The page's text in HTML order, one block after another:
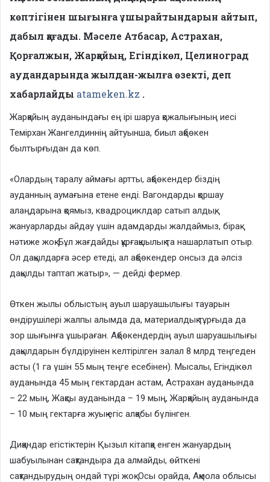
көптігінен шығынға ұшырайтындарын айтып,
дабыл қағады. Мәселе Атбасар, Астрахан,
Қорғалжын, Жарқайың, Егіндікөл, Целиноград
аудандарында жылдан-жылға өзекті, деп
хабарлайды atameken.kz .
Жарқайың ауданындағы ең ірі шаруа қожалығының иесі
Темірхан Жангелдиннің айтуынша, биыл ақбөкен
былтырғыдан да көп.
«Олардың таралу аймағы артты, ақбөкендер біздің
ауданның аумағына етене енді. Вагондарды қоршау
алаңдарына қоямыз, квадроциклдар сатып алдық,
жануарларды айдау үшін адамдарды жалдаймыз, бірақ
нәтиже жоқ. Бұл жағдайды құрғақшылық та нашарлатып отыр.
Ол дақылдарға әсер етеді, ал ақбөкендер онсыз да әлсіз
дақылды таптап жатыр», — дейді фермер.
Өткен жылы облыстың ауыл шаруашылығы тауарын
өндірушілері жалпы алымда да, материалдық тұрғыда да
зор шығынға ұшыраған. Ақбөкендердің ауыл шаруашылығы
дақылдарын бүлдіруінен келтірілген залал 8 млрд теңгеден
асты (1 га үшін 55 мың теңге есебінен). Мысалы, Егіндікөл
ауданында 45 мың гектардан астам, Астрахан ауданында
– 22 мың, Жақсы ауданында – 19 мың, Жарқайың ауданында
– 10 мың гектарға жуық егіс алқабы бүлінген.
Диқандар егістіктерін Қызыл кітапқа енген жануардың
шабуылынан сақтандыра да алмайды, өйткені
сақтандырудың ондай түрі жоқ. Осы орайда, Ақмола облысы